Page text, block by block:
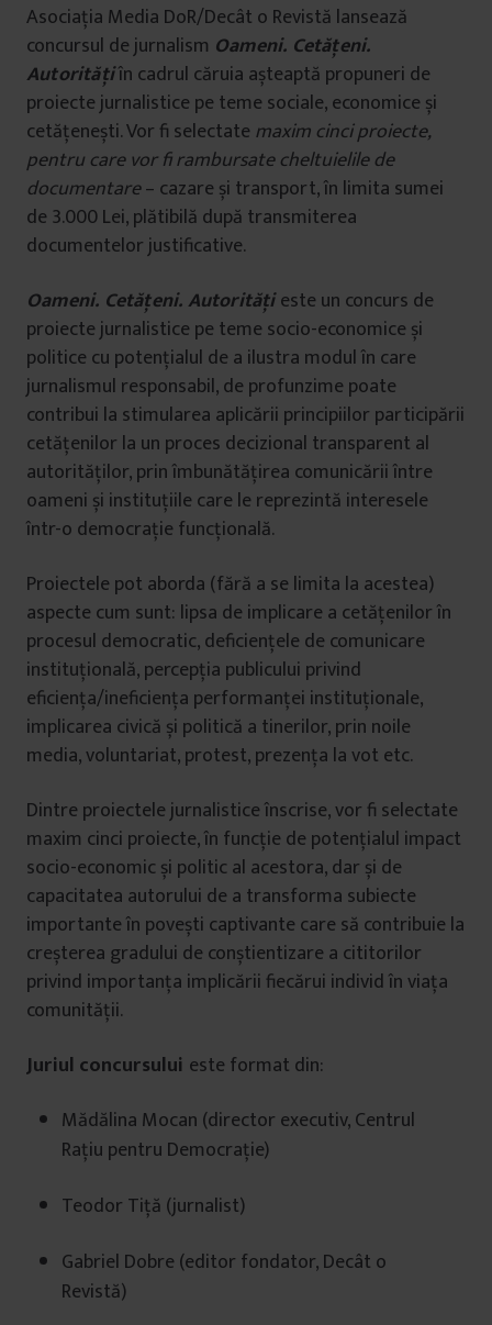
Asociația Media DoR/Decât o Revistă lansează
concursul de jurnalism Oameni. Cetățeni.
Autoritățiîn cadrul căruia așteaptă propuneri de
proiecte jurnalistice pe teme sociale, economice și
cetățenești. Vor fi selectate maxim cinci proiecte,
pentru care vor fi rambursate cheltuielile de
documentare– cazare și transport, în limita sumei
de 3.000 Lei, plătibilă după transmiterea
documentelor justificative.
Oameni. Cetățeni. Autoritățieste un concurs de
proiecte jurnalistice pe teme socio-economice și
politice cu potențialul de a ilustra modul în care
jurnalismul responsabil, de profunzime poate
contribui la stimularea aplicării principiilor participării
cetățenilor la un proces decizional transparent al
autorităților, prin îmbunătățirea comunicării între
oameni și instituțiile care le reprezintă interesele
într-o democrație funcțională.
Proiectele pot aborda (fără a se limita la acestea)
aspecte cum sunt: lipsa de implicare a cetățenilor în
procesul democratic, deficiențele de comunicare
instituțională, percepția publicului privind
eficiența/ineficiența performanței instituționale,
implicarea civică și politică a tinerilor, prin noile
media, voluntariat, protest, prezența la vot etc.
Dintre proiectele jurnalistice înscrise, vor fi selectate
maxim cinci proiecte, în funcție de potențialul impact
socio-economic și politic al acestora, dar și de
capacitatea autorului de a transforma subiecte
importante în povești captivante care să contribuie la
creșterea gradului de conștientizare a cititorilor
privind importanța implicării fiecărui individ în viața
comunității.
Juriul concursului este format din:
Mădălina Mocan (director executiv, Centrul
Rațiu pentru Democrație)
Teodor Tiță (jurnalist)
Gabriel Dobre (editor fondator, Decât o
Revistă)